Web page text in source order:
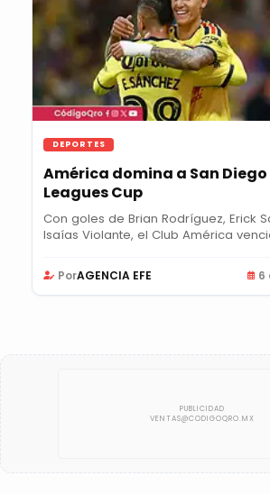
DEPORTES
América domina a San Diego
Leagues Cup
Con goles de Brian Rodríguez, Erick
Isaías Violante, el Club América
PorAGENCIA EFE 6